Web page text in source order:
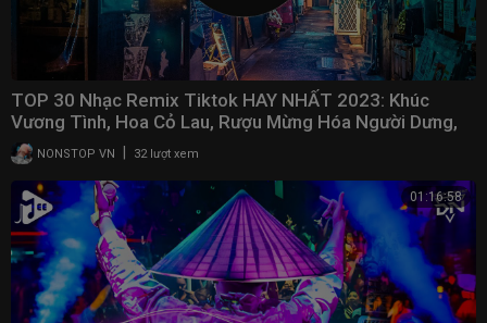
TOP 30 Nhạc Remix Tiktok HAY NHẤT 2023: Khúc
Vương Tình, Hoa Cỏ Lau, Rượu Mừng Hóa Người Dưng,
GióNONSTOP VN 32 lượt xem
01:16:58